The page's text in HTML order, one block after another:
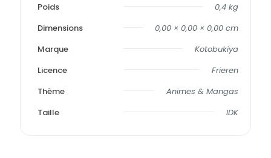
Poids
0,4 kg
Dimensions
0,00 × 0,00 × 0,00 cm
Marque
Kotobukiya
Licence
Frieren
Thème
Animes & Mangas
Taille
IDK